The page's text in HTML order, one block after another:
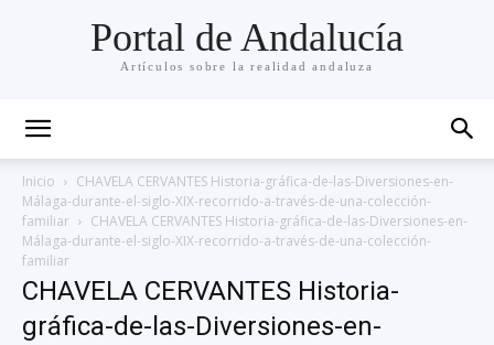
Portal de Andalucía
Artículos sobre la realidad andaluza
Inicio
CHAVELA CERVANTES Historia-gráfica-de-las-Diversiones-en-
Málaga-durante-el-siglo-XIX-recorrido-a-través-de-una-colección-
familiar
CHAVELA CERVANTES Historia-gráfica-de-las-Diversiones-en-
Málaga-durante-el-siglo-XIX-recorrido-a-través-de-una-colección-
familiar
CHAVELA CERVANTES Historia-
gráfica-de-las-Diversiones-en-